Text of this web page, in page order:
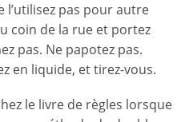
l’utilisez pas pour autre
coin de la rue et portez
pas. Ne papotez pas.
en liquide, et tirez-vous.
le livre de règles lorsque